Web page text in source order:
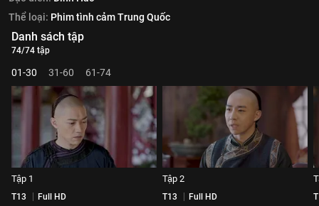
Thể loại: Phim tình cảm Trung Quốc
Danh sách tập
74/74 tập
01-30 31-60 61-74
Tập 1
T13 Full HD
Tập 2
T13 Full HD